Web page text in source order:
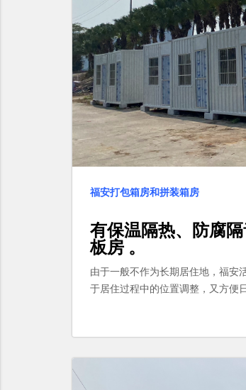
福安打包箱房和拼装箱房
有保温隔热、防腐
板房 。
由于一般不作为长期居住地，福安
于居住过程中的位置调整，又方便